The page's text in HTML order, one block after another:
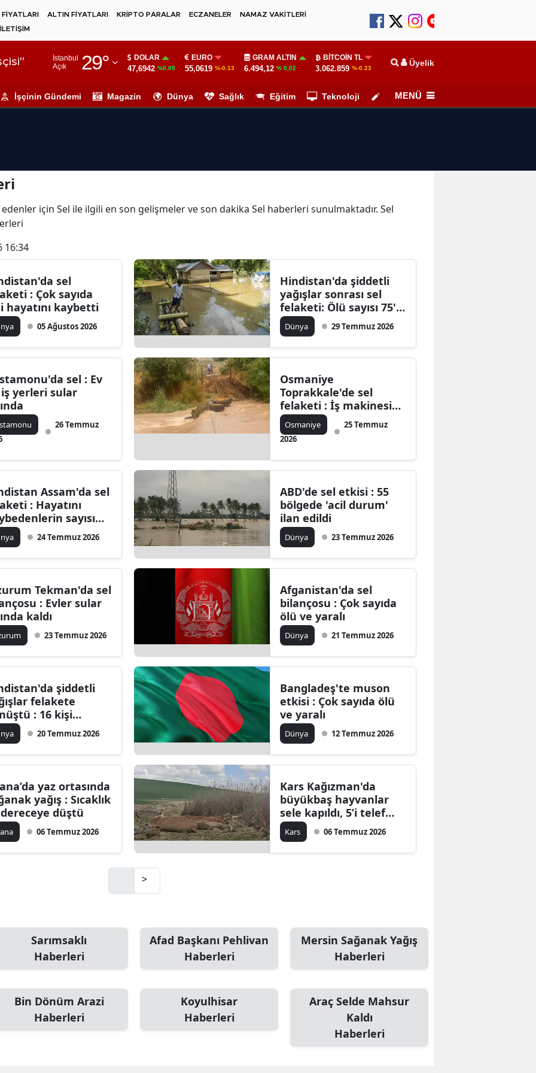
ALTIN FİYATLARI KRİPTO PARALAR ECZANELER
NAMAZ VAKİTLERİ
İLETİŞİM
İstanbul
Açık
29°
Adıyaman
Ağrı
Artvin
Balıkesir
Bilecik
Bingöl
Bitlis
Bolu
Burdur
Çanakkale
Denizli
Diyarbakır
Erzincan
Giresun
Gümüşhane
Isparta
Mersin
Kayseri
Kırklareli
Kocaeli
DOLAR
47,6942 %0.05
EURO
55,0619 %-0.13
GRAM ALTIN
6.494,12 % 0,02
BITCOIN TL
3.062.859 %-0.23 Üyelik
İşçinin Gündemi Magazin Dünya Sağlık Eğitim Teknoloji Köşe Yazarları
MENÜ
için Sel ile ilgili en son gelişmeler ve son dakika Sel haberleri sunulmaktadır. Sel
16:34
sel
: Çok sayıda
hayatını kaybetti
05 Ağustos 2026
Hindistan'da şiddetli
yağışlar sonrası sel
felaketi: Ölü sayısı 75'e
ulaştı
Dünya 29 Temmuz 2026
sel : Ev
yerleri sular
26 Temmuz
Osmaniye
Toprakkale'de sel
felaketi : İş makinesi
dereye devrildi
Osmaniye
25 Temmuz
2026
Assam'da sel
: Hayatını
sayısı
yükseldi24 Temmuz 2026
ABD'de sel etkisi : 55
bölgede 'acil durum'
ilan edildi
Dünya 23 Temmuz 2026
Tekman'da sel
: Evler sular
kaldı
23 Temmuz 2026
Afganistan'da sel
bilançosu : Çok sayıda
ölü ve yaralı
Dünya 21 Temmuz 2026
şiddetli
felakete
: 16 kişi
kaybetti
20 Temmuz 2026
Bangladeş'te muson
etkisi : Çok sayıda ölü
ve yaralı
Dünya 12 Temmuz 2026
yaz ortasında
yağış : Sıcaklık
düştü
06 Temmuz 2026
Kars Kağızman'da
büyükbaş hayvanlar
sele kapıldı, 5’i telef
oldu
Kars 06 Temmuz 2026
>
Sarımsaklı
Haberleri
Afad Başkanı Pehlivan
Haberleri
Mersin Sağanak Yağış
Haberleri
Bin Dönüm Arazi
Haberleri
Koyulhisar
Haberleri
Araç Selde Mahsur
Kaldı
Haberleri